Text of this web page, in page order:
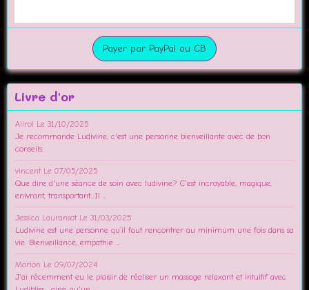
Payer par PayPal ou CB
Livre d'or
Alirol Le 31/10/2025
Je recommande Ludivine, c'est une personne bienveillante avec de bon
conseils.
vincent Le 07/05/2025
Que dire d'une séance de soin avec ludivine? C'est incroyable, magique,
enivrant, transportant...Il ...
Jessica Lauransot Le 31/03/2025
Ludivine est une personne qu’il faut rencontrer au minimum une fois dans sa
vie. Bienveillance, empathie ...
Marion Le 09/07/2024
J'ai récemment eu le plaisir de réaliser un massage relaxant et intuitif avec